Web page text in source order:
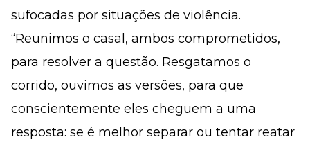
sufocadas por situações de violência.
“Reunimos o casal, ambos comprometidos,
para resolver a questão. Resgatamos o
corrido, ouvimos as versões, para que
conscientemente eles cheguem a uma
resposta: se é melhor separar ou tentar reatar